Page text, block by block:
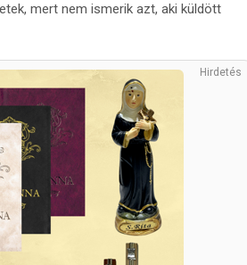
mert nem ismerik azt, aki küldött
Hirdetés